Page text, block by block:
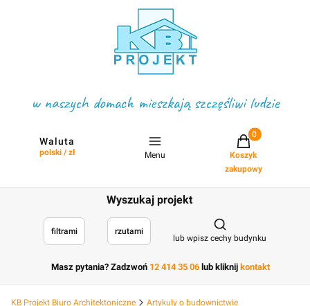
w naszych domach mieszkają szczęśliwi ludzie
Waluta
polski / zł Menu
Projekty w
Koszyk
zakupowy
Wyszukaj projekt
filtrami rzutami
Otwórz
lub wpisz cechy budynku
Masz pytania? Zadzwoń 12 414 35 06 lub kliknij kontakt
KB Projekt Biuro Architektoniczne Artykuły o budownictwie